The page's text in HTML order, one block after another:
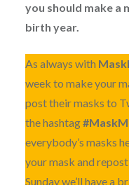
you should make a
birth year.
As always with
week to make your
post their masks to
the hashtag
everybody’s masks
your mask and
Sunday we’ll have a